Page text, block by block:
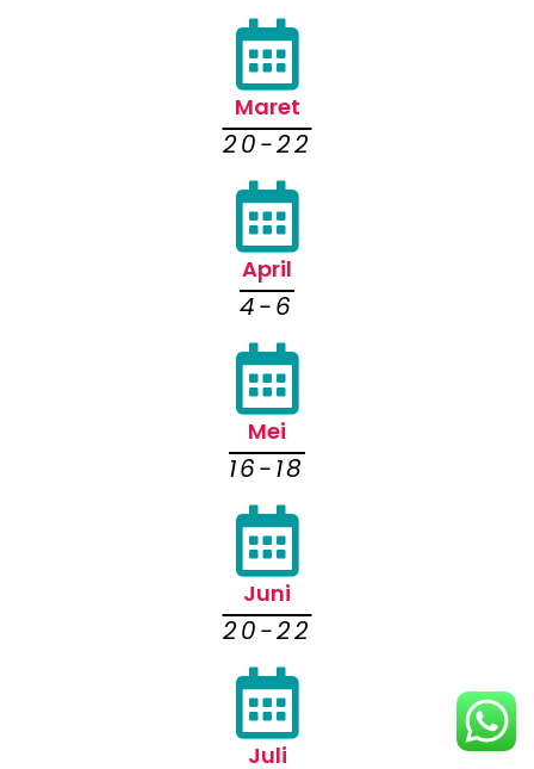
Maret
20-22
April
4-6
Mei
16-18
Juni
20-22
Juli